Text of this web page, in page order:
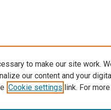
to make our site work.
our content and your
Cookie settings link. For